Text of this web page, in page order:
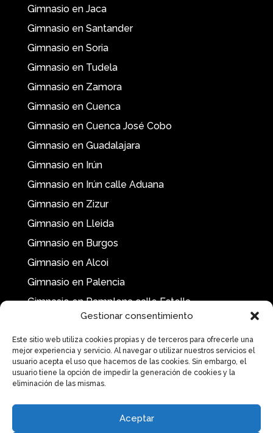
Gestionar consentimiento
Este sitio web utiliza cookies propias y de terceros para ofrecerle una
mejor experiencia y servicio. Al navegar o utilizar nuestros servicios el
usuario acepta el uso que hacemos de las cookies. Sin embargo, el
usuario tiene la opción de impedir la generación de cookies y la
eliminación de las mismas.
Aceptar
Gimnasio en Jaca
Gimnasio en Santander
Gimnasio en Soria
Gimnasio en Tudela
Gimnasio en Zamora
Gimnasio en Cuenca
Gimnasio en Cuenca José Cobo
Gimnasio en Guadalajara
Gimnasio en Irún
Gimnasio en Irún calle Aduana
Gimnasio en Zizur
Gimnasio en Lleida
Gimnasio en Burgos
Gimnasio en Alcoi
Gimnasio en Palencia
Gimnasio en Pamplona calle Estella
Gimnasio Donostia|